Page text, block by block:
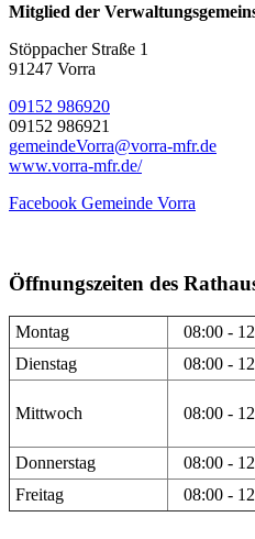
Mitglied der
Stöppacher Straße 1
91247 Vorra
09152 986920
09152 986921
gemeindeVorra@vorra-mfr.de
www.vorra-mfr.de/
Facebook Gemeinde Vorra
Öffnungszeiten des
Montag 08:00 -
Dienstag
08:00 -
Mittwoch 08:00 -
Donnerstag 08:00 -
Freitag
08:00 -